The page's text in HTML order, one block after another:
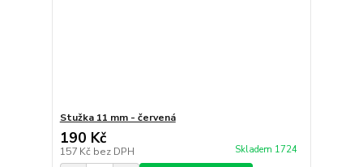
Stužka 11 mm - červená
190 Kč
157 Kč bez DPH Skladem 1724